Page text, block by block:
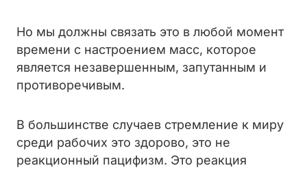
Но мы должны связать это в любой момент
времени с настроением масс, которое
является незавершенным, запутанным и
противоречивым.
В большинстве случаев стремление к миру
среди рабочих это здорово, это не
реакционный пацифизм. Это реакция